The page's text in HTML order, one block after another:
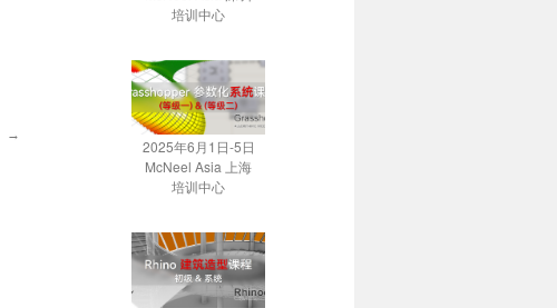
→
培训中心
2025年6月1日-5日
McNeel Asia 上海
培训中心